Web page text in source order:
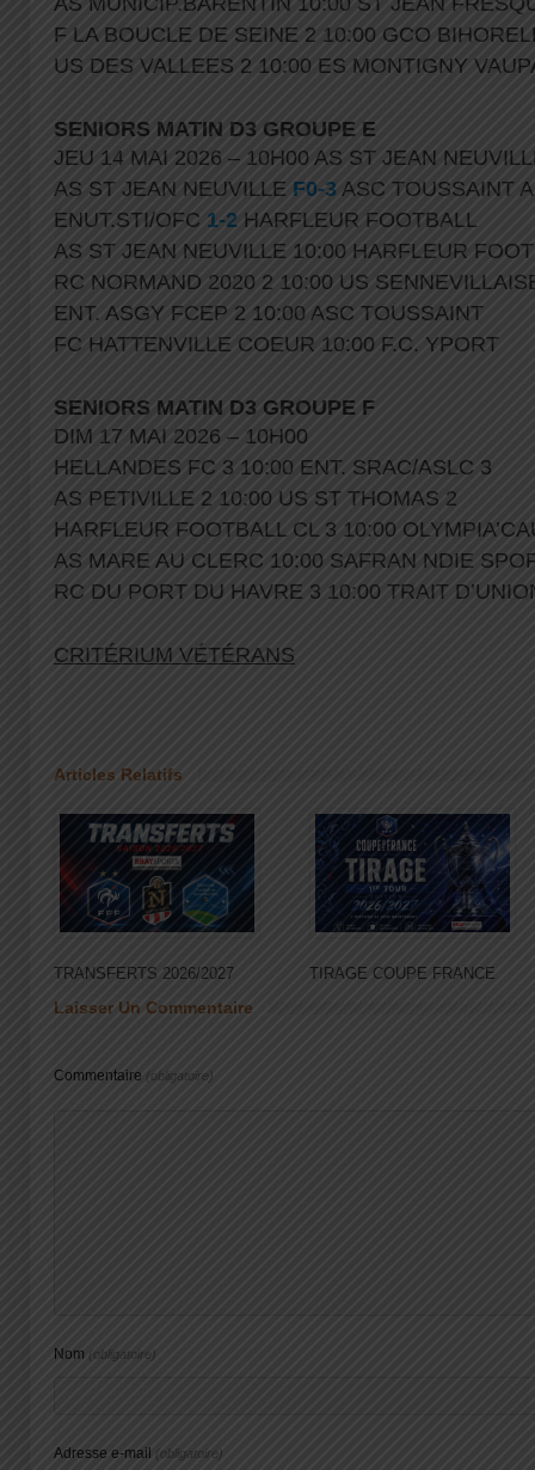
F LA BOUCLE DE SEINE 2 10:00 GCO
US DES VALLEES 2 10:00 ES MONTIGNY
SENIORS MATIN D3 GROUPE E
JEU 14 MAI 2026 – 10H00 AS ST JEAN
AS ST JEAN NEUVILLE F0-3 ASC TOUSSAINT
ENUT.STI/OFC 1-2 HARFLEUR FOOTBALL
AS ST JEAN NEUVILLE 10:00 HARFLEUR
RC NORMAND 2020 2 10:00 US
ENT. ASGY FCEP 2 10:00 ASC TOUSSAINT
FC HATTENVILLE COEUR 10:00 F.C. YPORT
SENIORS MATIN D3 GROUPE F
DIM 17 MAI 2026 – 10H00
HELLANDES FC 3 10:00 ENT. SRAC/ASLC 3
AS PETIVILLE 2 10:00 US ST THOMAS 2
HARFLEUR FOOTBALL CL 3 10:00
AS MARE AU CLERC 10:00 SAFRAN NDIE
RC DU PORT DU HAVRE 3 10:00 TRAIT
CRITÉRIUM VÉTÉRANS
Articles Relatifs
TRANSFERTS 2026/2027 TIRAGE COUPE FRANCE
Laisser Un Commentaire
Commentaire (obligatoire)
Nom (obligatoire)
Adresse e-mail (obligatoire)